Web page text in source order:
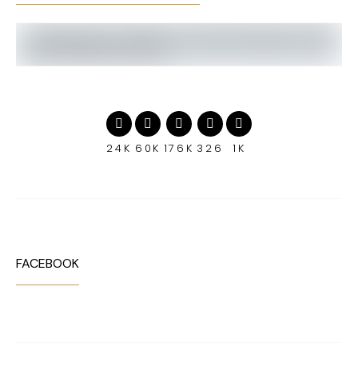
24K 60K 176K 326 1K
FACEBOOK